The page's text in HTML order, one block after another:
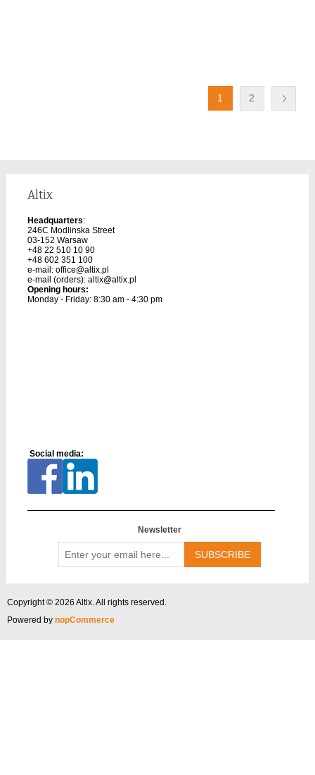
1 2
Altix
Headquarters:
246C Modlinska Street
03-152 Warsaw
+48 22 510 10 90
+48 602 351 100
e-mail: office@altix.pl
e-mail (orders): altix@altix.pl
Opening hours:
Monday - Friday: 8:30 am - 4:30 pm
Social media:
Newsletter
your
email
Copyright © 2026 Altix. All rights reserved.
Powered by nopCommerce